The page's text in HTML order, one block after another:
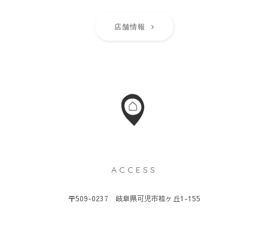
店舗情報
ACCESS
〒509-0237 岐阜県可児市桂ヶ丘1-155